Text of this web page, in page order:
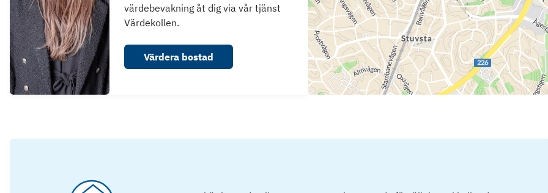
värdebevakning åt dig via vår tjänst
Värdekollen.
Värdera bostad